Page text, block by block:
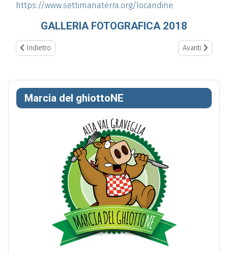
https://www.settimanaterra.org/locandine
GALLERIA FOTOGRAFICA 2018
Previous article: Discursci
Indietro Next article:
Avanti
Marcia del ghiottoNE